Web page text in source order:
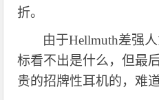
折。
由于Hellmuth差强
标看不出是什么，但最
贵的招牌性耳机的，难